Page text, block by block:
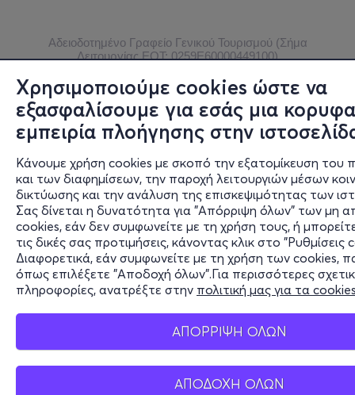
Χρησιμοποιούμε cookies ώστε να
εξασφαλίσουμε για εσάς μια
εμπειρία πλοήγησης στην
Κάνουμε χρήση cookies με σκοπό την εξατομίκευση του
και των διαφημίσεων, την παροχή λειτουργιών μέσων
δικτύωσης και την ανάλυση της επισκεψιμότητας των
Σας δίνεται η δυνατότητα για "Απόρριψη όλων" των μη
cookies, εάν δεν συμφωνείτε με τη χρήση τους, ή
τις δικές σας προτιμήσεις, κάνοντας κλικ στο "Ρυθμίσεις
Διαφορετικά, εάν συμφωνείτε με τη χρήση των cookies,
όπως επιλέξετε "Αποδοχή όλων".Για περισσότερες
πληροφορίες, ανατρέξτε στην πολιτική μας για τα
ΑΠΟΡΡΙΨΗ ΟΛΩΝ
ΑΠΟΔΟΧΗ ΟΛΩΝ
Αδειοδοτημένο Γραφείο Γενικού Τουρισμού (Σήμα
Λειτουργίας ΕΟΤ: 0259Ε60000449100)
© 2026 more.com